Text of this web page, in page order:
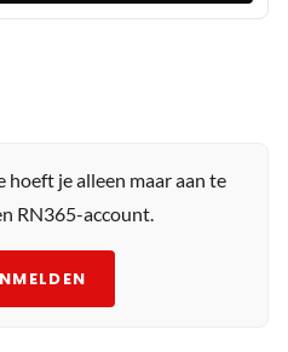
hoeft je alleen maar aan te
RN365-account.